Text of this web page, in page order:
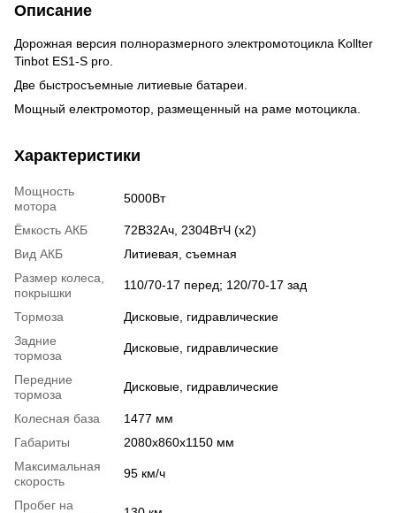
Описание
Дорожная версия полноразмерного электромотоцикла Kollter
Tinbot ES1-S pro.
Две быстросъемные литиевые батареи.
Мощный електромотор, размещенный на раме мотоцикла.
Характеристики
Мощность
мотора
5000Вт
Ёмкость АКБ
72В32Ач, 2304ВтЧ (x2)
Вид АКБ
Литиевая, съемная
Размер колеса,
покрышки
110/70-17 перед; 120/70-17 зад
Тормоза
Дисковые, гидравлические
Задние
тормоза
Дисковые, гидравлические
Передние
тормоза
Дисковые, гидравлические
Колесная база
1477 мм
Габариты
2080х860х1150 мм
Максимальная
скорость
95 км/ч
Пробег на